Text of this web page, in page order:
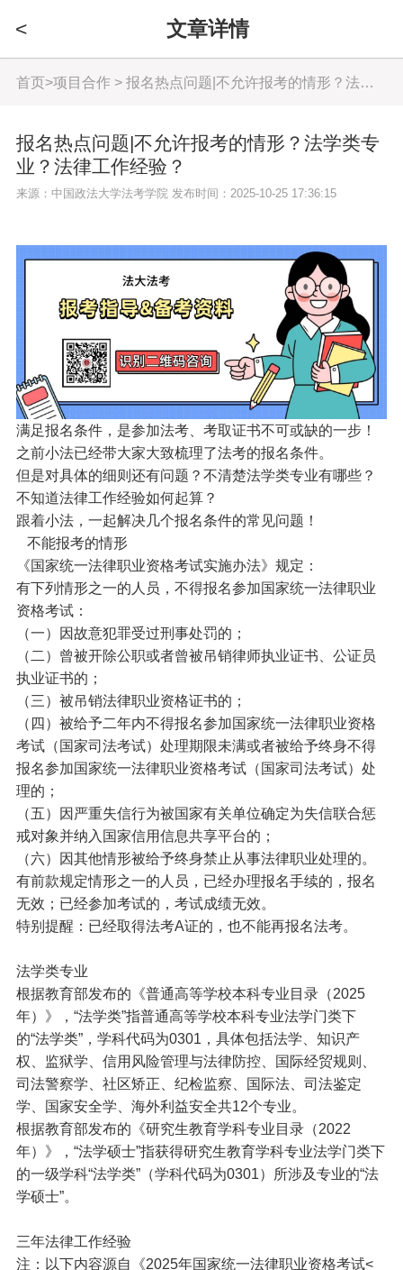
< 文章详情
首页>项目合作 > 报名热点问题|不允许报考的情形？法学类专业？法律工作经验？
报名热点问题|不允许报考的情形？法学类专
业？法律工作经验？
来源：中国政法大学法考学院 发布时间：2025-10-25 17:36:15
满足报名条件，是参加法考、考取证书不可或缺的一步！
之前小法已经带大家大致梳理了法考的报名条件。
但是对具体的细则还有问题？不清楚法学类专业有哪些？
不知道法律工作经验如何起算？
跟着小法，一起解决几个报名条件的常见问题！
不能报考的情形
《国家统一法律职业资格考试实施办法》规定：
有下列情形之一的人员，不得报名参加国家统一法律职业
资格考试：
（一）因故意犯罪受过刑事处罚的；
（二）曾被开除公职或者曾被吊销律师执业证书、公证员
执业证书的；
（三）被吊销法律职业资格证书的；
（四）被给予二年内不得报名参加国家统一法律职业资格
考试（国家司法考试）处理期限未满或者被给予终身不得
报名参加国家统一法律职业资格考试（国家司法考试）处
理的；
（五）因严重失信行为被国家有关单位确定为失信联合惩
戒对象并纳入国家信用信息共享平台的；
（六）因其他情形被给予终身禁止从事法律职业处理的。
有前款规定情形之一的人员，已经办理报名手续的，报名
无效；已经参加考试的，考试成绩无效。
特别提醒：已经取得法考A证的，也不能再报名法考。
法学类专业
根据教育部发布的《普通高等学校本科专业目录（2025
年）》，“法学类”指普通高等学校本科专业法学门类下
的“法学类”，学科代码为0301，具体包括法学、知识产
权、监狱学、信用风险管理与法律防控、国际经贸规则、
司法警察学、社区矫正、纪检监察、国际法、司法鉴定
学、国家安全学、海外利益安全共12个专业。
根据教育部发布的《研究生教育学科专业目录（2022
年）》，“法学硕士”指获得研究生教育学科专业法学门类下
的一级学科“法学类”（学科代码为0301）所涉及专业的“法
学硕士”。
三年法律工作经验
注：以下内容源自《2025年国家统一法律职业资格考试<